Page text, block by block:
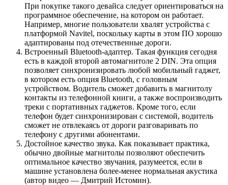
При покупке такого девайса следует ориентироваться на
программное обеспечение, на котором он работает.
Например, многие пользователи хвалят устройства с
платформой Navitel, поскольку карты в этом ПО хорошо
адаптированы под отечественные дороги.
Встроенный Bluetooth-адаптер. Такая функция сегодня
есть в каждой второй автомагнитоле 2 DIN. Эта опция
позволяет синхронизировать любой мобильный гаджет,
в котором есть опция Bluetooth, с головным
устройством. Водитель сможет добавить в магнитолу
контакты из телефонной книги, а также воспроизводить
треки с портативных гаджетов. Кроме того, если
телефон будет синхронизирован с системой, водитель
сможет не отвлекаясь от дороги разговаривать по
телефону с другими абонентами.
Достойное качество звука. Как показывает практика,
обычно двойные магнитолы позволяют обеспечить
оптимальное качество звучания, разумеется, если в
машине установлена более-менее нормальная акустика
(автор видео — Дмитрий Истомин).